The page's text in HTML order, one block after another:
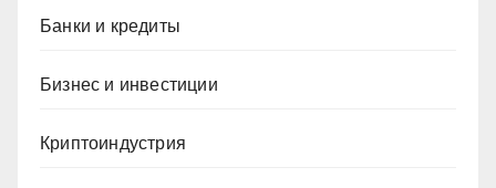
Банки и кредиты
Бизнес и инвестиции
Криптоиндустрия